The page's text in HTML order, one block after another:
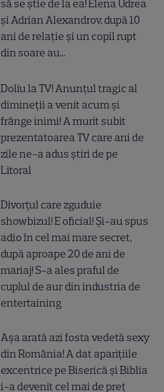
să se știe de la ea! Elena Udrea
și Adrian Alexandrov, după 10
ani de relație și un copil rupt
din soare au...
Doliu la TV! Anunțul tragic al
dimineții a venit acum și
frânge inimi! A murit subit
prezentatoarea TV care ani de
zile ne-a adus știri de pe
Litoral
Divorțul care zguduie
showbizul! E oficial! Și-au spus
adio în cel mai mare secret,
după aproape 20 de ani de
mariaj! S-a ales praful de
cuplul de aur din industria de
entertaining
Așa arată azi fosta vedetă sexy
din România! A dat aparițiile
excentrice pe Biserică și Biblia
i-a devenit cel mai de preț